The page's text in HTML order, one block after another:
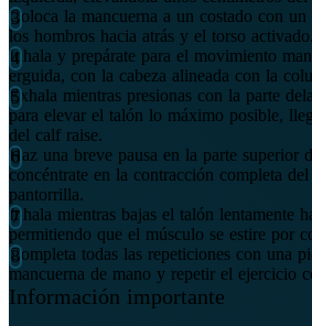
Coloca la mancuerna a un costado con
los hombros hacia atrás y el torso activado.
Inhala y prepárate para el movimiento
erguida, con la cabeza alineada con la
Exhala mientras presionas con la parte
para elevar el talón lo máximo posible,
del calf raise.
Haz una breve pausa en la parte superior
concéntrate en la contracción completa
pantorrilla.
Inhala mientras bajas el talón lentamente
permitiendo que el músculo se estire por
Completa todas las repeticiones con una
mancuerna de mano y repetir el ejercicio
Información importante